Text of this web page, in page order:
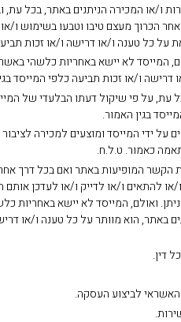
או המכירה הניתנים באתר, בכל עת,
הכרוך מעצם טיבו וטבעו בשימוש ו/
טענה ו/או דרישה ו/או זכות
המייסד לא יישא באחריות כלשהי
ו/או זכות תביעה כלפי המייסד
עת, על פי שיקול דעתו הבלעדי של
בגין האמור.
על ידי המייסד ומוצעים למכירה
כאמור. ט.ל.ח.
הקשר המופיעות באתר ואם בכל דרך
להתאים ו/או לדייק ו/או לעדכן
ואולם, המייסד לא יישא באחריות
הוא מוותר על כל טענה ו/או